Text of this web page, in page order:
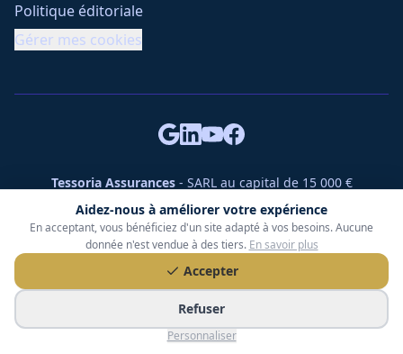
Aidez-nous à améliorer votre expérience
En acceptant, vous bénéficiez d'un site adapté à vos besoins. Aucune
donnée n'est vendue à des tiers. En savoir plus
Accepter
Refuser
Personnaliser
Politique éditoriale
Gérer mes cookies
Tessoria Assurances- SARL au capital de 15 000 €
ORIAS n° 25007309 - RCS 990 206 179 - Membre du réseau
360 Courtage
RC Pro : Klarity - Contrat n° CCOUK000785
49 chemin des Gardettes Sine, 06570 Saint-Paul-de-Vence
© Tessoria Assurances. Tous droits réservés.